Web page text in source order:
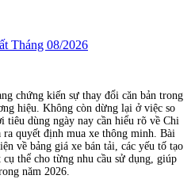
Tháng 08/2026
chứng kiến sự thay đổi căn bản trong
hiệu. Không còn dừng lại ở việc so
tiêu dùng ngày nay cần hiểu rõ về Chi
quyết định mua xe thông minh. Bài
về bảng giá xe bán tải, các yếu tố tạo
thể cho từng nhu cầu sử dụng, giúp
năm 2026.